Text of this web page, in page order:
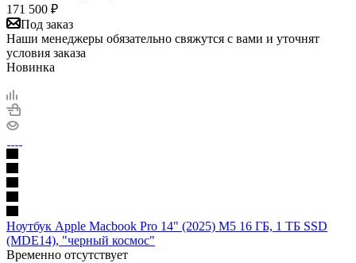
171 500 ₽
Под заказ
Наши менеджеры обязательно свяжутся с вами и уточнят
условия заказа
Новинка
Ноутбук Apple Macbook Pro 14" (2025) M5 16 ГБ, 1 ТБ SSD
(MDE14), "черный космос"
Временно отсутствует